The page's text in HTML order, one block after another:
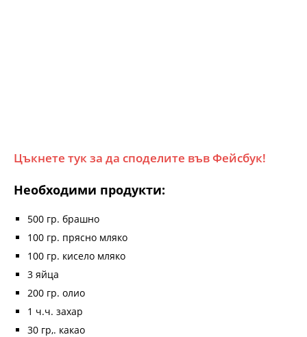
Цъкнете тук за да споделите във Фейсбук!
Необходими продукти:
500 гр. брашно
100 гр. прясно мляко
100 гр. кисело мляко
3 яйца
200 гр. олио
1 ч.ч. захар
30 гр,. какао